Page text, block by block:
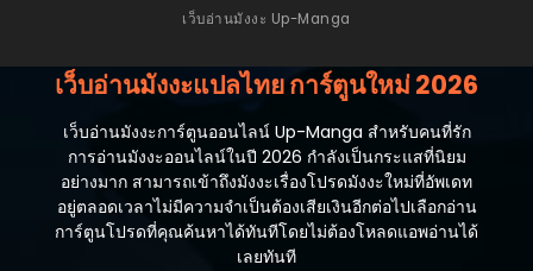
เว็บอ่านมังงะ Up-Manga
เว็บอ่านมังงะแปลไทย การ์ตูนใหม่ 2026
เว็บอ่านมังงะการ์ตูนออนไลน์ Up-Manga สำหรับคนที่รัก
การอ่านมังงะออนไลน์ในปี 2026 กำลังเป็นกระแสที่นิยม
อย่างมาก สามารถเข้าถึงมังงะเรื่องโปรดมังงะใหม่ที่อัพเดท
อยู่ตลอดเวลาไม่มีความจำเป็นต้องเสียเงินอีกต่อไปเลือกอ่าน
การ์ตูนโปรดที่คุณค้นหาได้ทันทีโดยไม่ต้องโหลดแอพอ่านได้
เลยทันที